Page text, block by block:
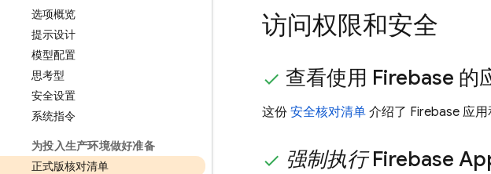
选项概览
提示设计
模型配置
思考型
安全设置
系统指令
为投入生产环境做好准备
正式版核对清单
访问权限和安全
查看使用 Firebase 的
这份 安全核对清单 介绍了 Firebase 应用
强制执行 Firebase